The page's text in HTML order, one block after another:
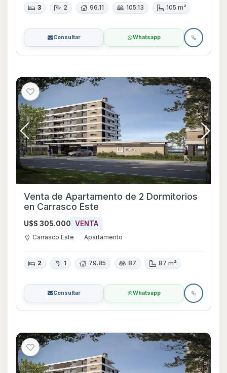
3 2 96.11 105.13 105 m²
Consultar Whatsapp
Venta de Apartamento de 2 Dormitorios
en Carrasco Este
U$S 305.000 VENTA
Carrasco Este Apartamento
2 1 79.85 87 87 m²
Consultar Whatsapp